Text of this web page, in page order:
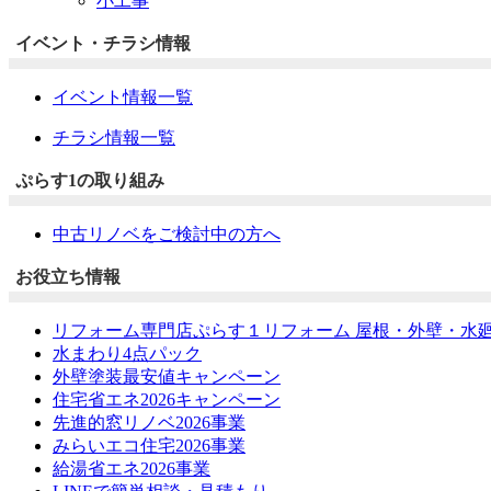
イベント・チラシ情報
イベント情報一覧
チラシ情報一覧
ぷらす1の取り組み
中古リノベをご検討中の方へ
お役立ち情報
リフォーム専門店ぷらす１リフォーム 屋根・外壁・水
水まわり4点パック
外壁塗装最安値キャンペーン
住宅省エネ2026キャンペーン
先進的窓リノベ2026事業
みらいエコ住宅2026事業
給湯省エネ2026事業